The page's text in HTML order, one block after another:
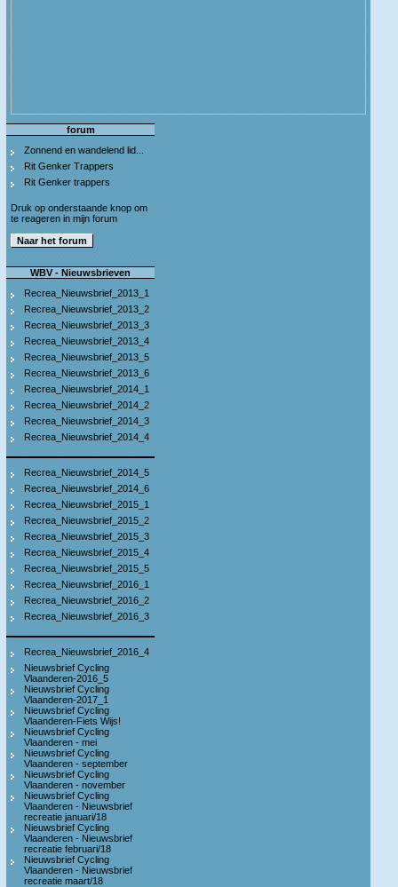
forum
Zonnend en wandelend lid...
Rit Genker Trappers
Rit Genker trappers
Druk op onderstaande knop om
te reageren in mijn forum
WBV - Nieuwsbrieven
Recrea_Nieuwsbrief_2013_1
Recrea_Nieuwsbrief_2013_2
Recrea_Nieuwsbrief_2013_3
Recrea_Nieuwsbrief_2013_4
Recrea_Nieuwsbrief_2013_5
Recrea_Nieuwsbrief_2013_6
Recrea_Nieuwsbrief_2014_1
Recrea_Nieuwsbrief_2014_2
Recrea_Nieuwsbrief_2014_3
Recrea_Nieuwsbrief_2014_4
Recrea_Nieuwsbrief_2014_5
Recrea_Nieuwsbrief_2014_6
Recrea_Nieuwsbrief_2015_1
Recrea_Nieuwsbrief_2015_2
Recrea_Nieuwsbrief_2015_3
Recrea_Nieuwsbrief_2015_4
Recrea_Nieuwsbrief_2015_5
Recrea_Nieuwsbrief_2016_1
Recrea_Nieuwsbrief_2016_2
Recrea_Nieuwsbrief_2016_3
Recrea_Nieuwsbrief_2016_4
Nieuwsbrief Cycling
Vlaanderen-2016_5
Nieuwsbrief Cycling
Vlaanderen-2017_1
Nieuwsbrief Cycling
Vlaanderen-Fiets Wijs!
Nieuwsbrief Cycling
Vlaanderen - mei
Nieuwsbrief Cycling
Vlaanderen - september
Nieuwsbrief Cycling
Vlaanderen - november
Nieuwsbrief Cycling
Vlaanderen - Nieuwsbrief
recreatie januari/18
Nieuwsbrief Cycling
Vlaanderen - Nieuwsbrief
recreatie februari/18
Nieuwsbrief Cycling
Vlaanderen - Nieuwsbrief
recreatie maart/18